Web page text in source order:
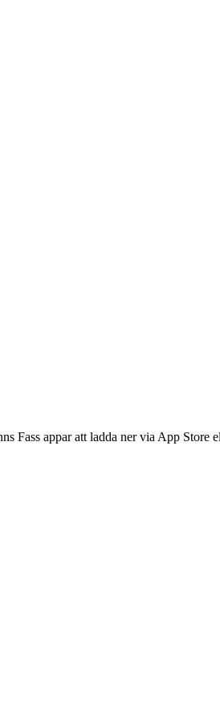
Fass appar att ladda ner via App Store